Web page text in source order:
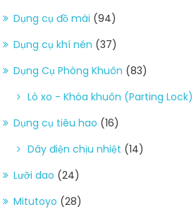
Dụng cụ đồ mài (94)
Dụng cụ khí nén (37)
Dụng Cụ Phòng Khuôn (83)
Lò xo - Khóa khuôn (Parting Lock)
Dụng cụ tiêu hao (16)
Dây điện chịu nhiệt (14)
Lưỡi dao (24)
Mitutoyo (28)